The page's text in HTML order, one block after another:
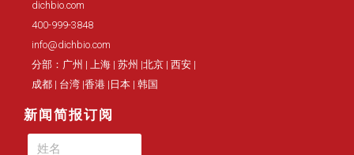
联系方式
400-999-3848
info@dichbio.com
成都 | 台湾 |香港 |日本 | 韩国
新闻简报订阅